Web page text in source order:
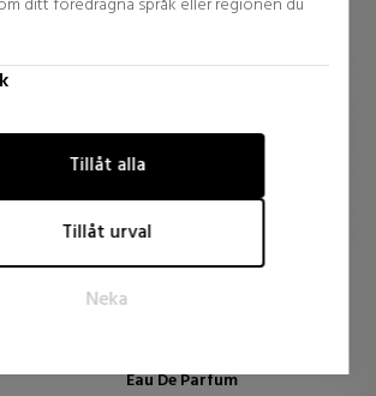
med webbplatser genom att samla in
anonymt.
är att visa annonser som är relevanta
för den enskilda användaren och därmed
Tillåt alla
Tillåt urval
NekaLATTAFA
Eau De Parfum